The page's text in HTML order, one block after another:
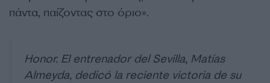
πάντα, παίζοντας στο όριο».
Honor. El entrenador del Sevilla, Matías
Almeyda, dedicó la reciente victoria de su